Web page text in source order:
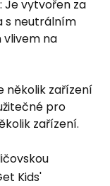
: Je vytvořen za
s neutrálním
na
několik zařízení
pro
zařízení.
Kids'